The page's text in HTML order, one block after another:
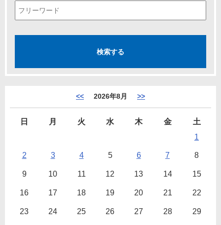
<< 2026年8月 >>
日 月 火 水 木 金
土
1
2 3 4 5 6 7 8
9 10 11 12 13 14 15
16 17 18 19 20 21 22
23 24 25 26 27 28 29